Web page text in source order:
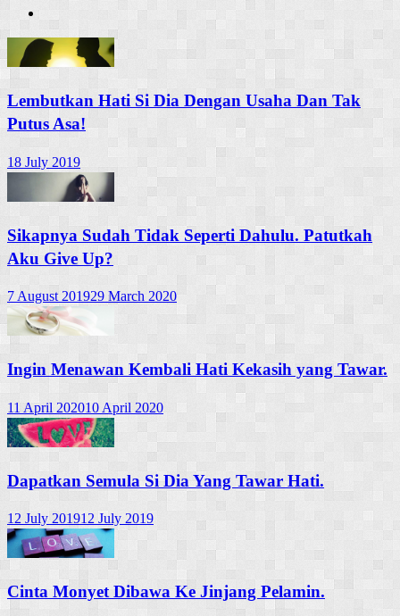
Lembutkan Hati Si Dia Dengan Usaha Dan Tak
Putus Asa!
18 July 2019
Sikapnya Sudah Tidak Seperti Dahulu. Patutkah
Aku Give Up?
7 August 201929 March 2020
Ingin Menawan Kembali Hati Kekasih yang Tawar.
11 April 202010 April 2020
Dapatkan Semula Si Dia Yang Tawar Hati.
12 July 201912 July 2019
Cinta Monyet Dibawa Ke Jinjang Pelamin.